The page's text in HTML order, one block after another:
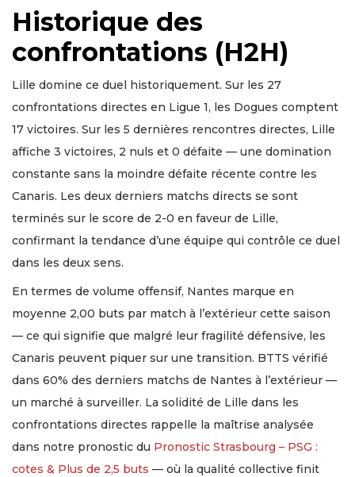
Historique des
confrontations (H2H)
Lille domine ce duel historiquement. Sur les 27
confrontations directes en Ligue 1, les Dogues comptent
17 victoires. Sur les 5 dernières rencontres directes, Lille
affiche 3 victoires, 2 nuls et 0 défaite — une domination
constante sans la moindre défaite récente contre les
Canaris. Les deux derniers matchs directs se sont
terminés sur le score de 2-0 en faveur de Lille,
confirmant la tendance d’une équipe qui contrôle ce duel
dans les deux sens.
En termes de volume offensif, Nantes marque en
moyenne 2,00 buts par match à l’extérieur cette saison
— ce qui signifie que malgré leur fragilité défensive, les
Canaris peuvent piquer sur une transition. BTTS vérifié
dans 60% des derniers matchs de Nantes à l’extérieur —
un marché à surveiller. La solidité de Lille dans les
confrontations directes rappelle la maîtrise analysée
dans notre pronostic du Pronostic Strasbourg – PSG :
cotes & Plus de 2,5 buts — où la qualité collective finit